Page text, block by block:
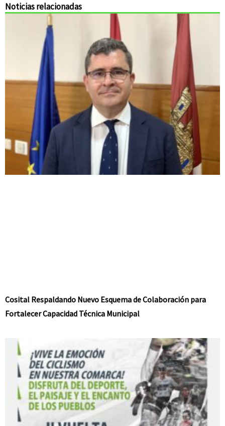
Noticias relacionadas
Cosital Respaldando Nuevo Esquema de Colaboración para
Fortalecer Capacidad Técnica Municipal